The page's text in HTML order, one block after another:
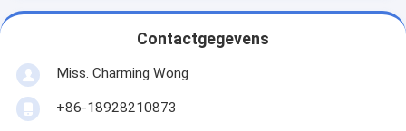
Contactgegevens
Miss. Charming Wong
+86-18928210873